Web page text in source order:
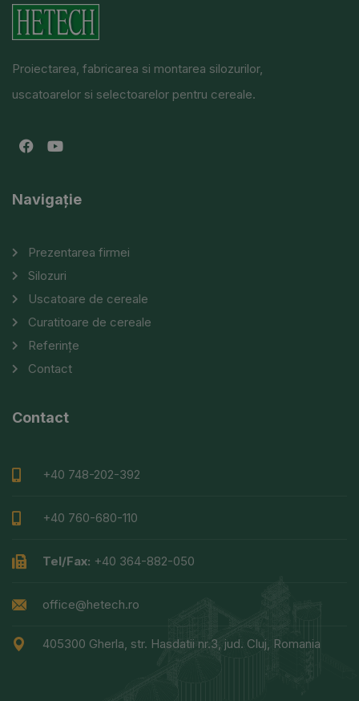
Proiectarea, fabricarea si montarea silozurilor,
uscatoarelor si selectoarelor pentru cereale.
Navigație
Prezentarea firmei
Silozuri
Uscatoare de cereale
Curatitoare de cereale
Referințe
Contact
Contact
+40 748-202-392
+40 760-680-110
Tel/Fax: +40 364-882-050
office@hetech.ro
405300 Gherla, str. Hasdatii nr.3, jud. Cluj, Romania